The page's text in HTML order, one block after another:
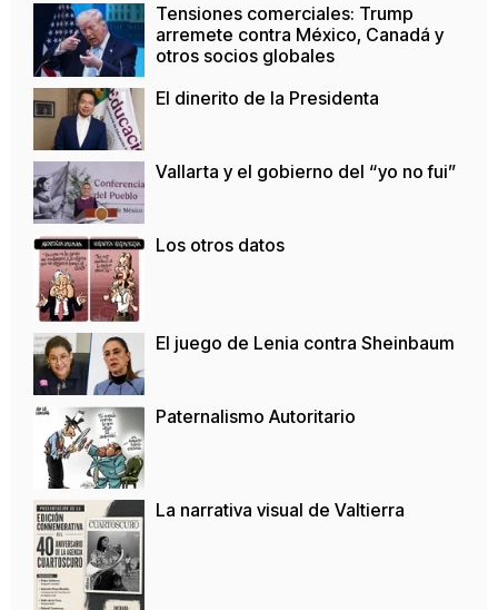
Tensiones comerciales: Trump
arremete contra México, Canadá y
otros socios globales
El dinerito de la Presidenta
Vallarta y el gobierno del “yo no fui”
Los otros datos
El juego de Lenia contra Sheinbaum
Paternalismo Autoritario
La narrativa visual de Valtierra